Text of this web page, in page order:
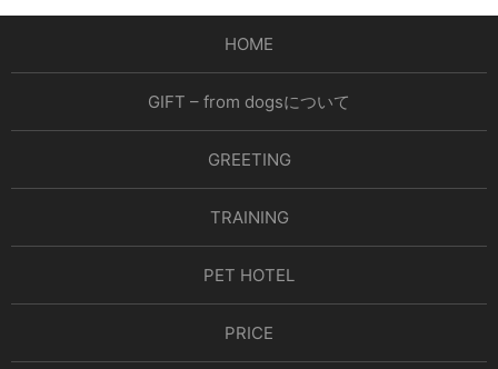
HOME
GIFT – from dogsについて
GREETING
TRAINING
PET HOTEL
PRICE